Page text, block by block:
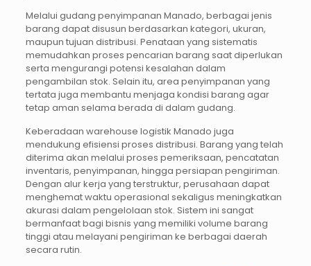
Melalui gudang penyimpanan Manado, berbagai jenis
barang dapat disusun berdasarkan kategori, ukuran,
maupun tujuan distribusi. Penataan yang sistematis
memudahkan proses pencarian barang saat diperlukan
serta mengurangi potensi kesalahan dalam
pengambilan stok. Selain itu, area penyimpanan yang
tertata juga membantu menjaga kondisi barang agar
tetap aman selama berada di dalam gudang.
Keberadaan warehouse logistik Manado juga
mendukung efisiensi proses distribusi. Barang yang telah
diterima akan melalui proses pemeriksaan, pencatatan
inventaris, penyimpanan, hingga persiapan pengiriman.
Dengan alur kerja yang terstruktur, perusahaan dapat
menghemat waktu operasional sekaligus meningkatkan
akurasi dalam pengelolaan stok. Sistem ini sangat
bermanfaat bagi bisnis yang memiliki volume barang
tinggi atau melayani pengiriman ke berbagai daerah
secara rutin.